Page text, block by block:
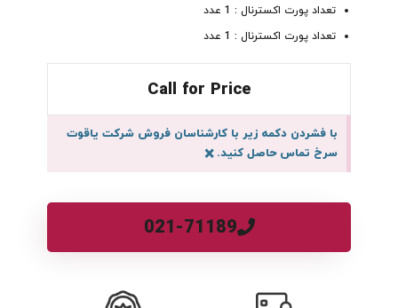
تعداد پورت اکسترنال : 1 عدد
تعداد پورت اکسترنال : 1 عدد
Call for Price
با فشردن دکمه زیر با کارشناسان فروش شرکت یاقوت
سرخ تماس حاصل کنید.×
021-71189